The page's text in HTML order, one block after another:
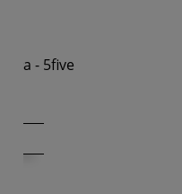
Konsola